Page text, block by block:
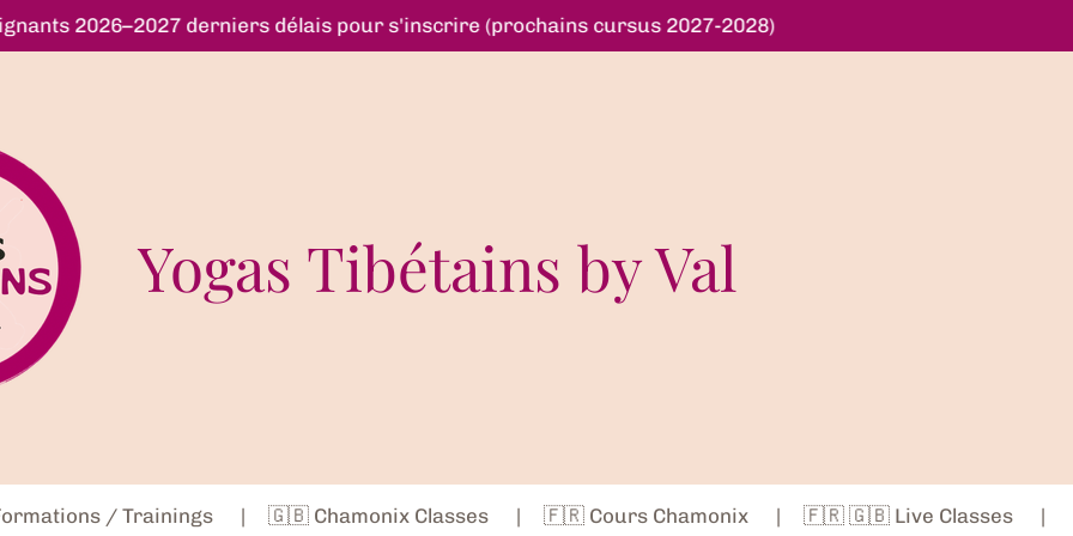
2026–2027 derniers délais pour s'inscrire (prochains cursus 2027-2028)
Yogas Tibétains by Val
/ Trainings 🇬🇧 Chamonix Classes 🇫🇷 Cours Chamonix
🇫🇷 🇬🇧 Live Classes